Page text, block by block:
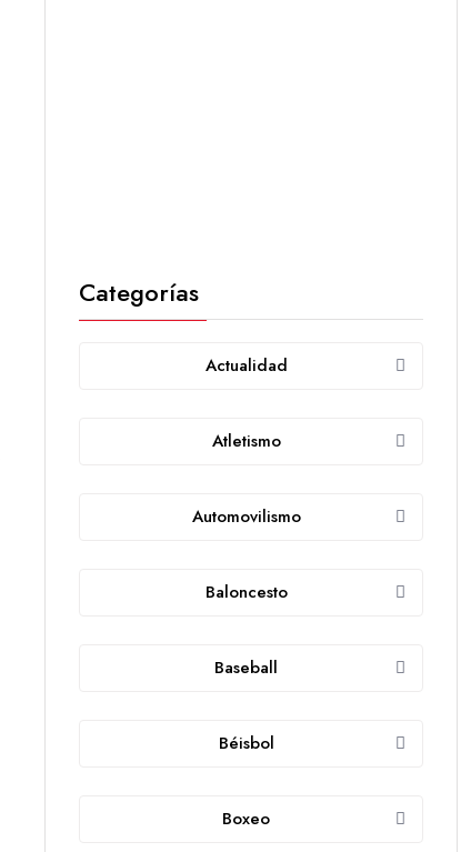
Categorías
Actualidad
Atletismo
Automovilismo
Baloncesto
Baseball
Béisbol
Boxeo